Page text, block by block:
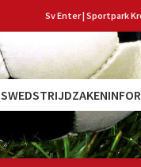
Sv Enter | Sportpark
WEDSTRIJDZAKEN